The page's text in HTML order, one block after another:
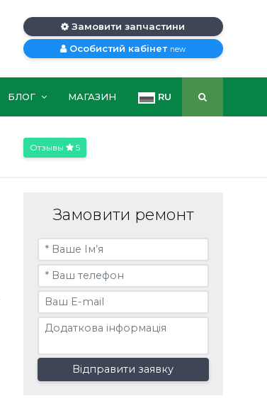
Замовити запчастини
Особистий кабінет new
БЛОГ МАГАЗИН RU
Отзывы 5
Замовити ремонт
Відправити заявку